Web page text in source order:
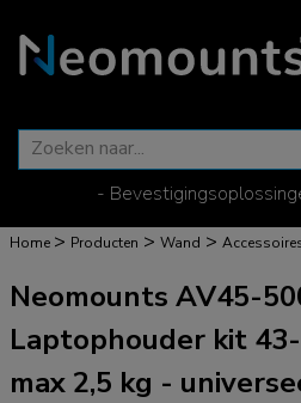
-
Home > Producten > Wand >
Neomounts AV45-
Laptophouder kit
max 2,5 kg -